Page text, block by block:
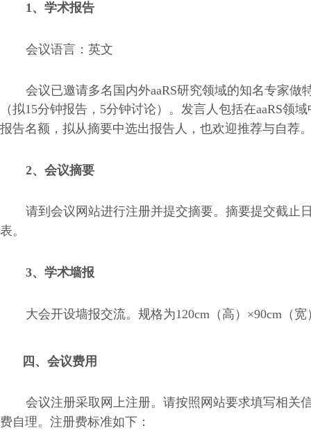
1、学术报告
会议语言：英文
会议已邀请多名国内外aaRS研究领域的知名专家做
（拟15分钟报告， 5分钟讨论）。发言人包括在aaRS领域
报告名额，拟从摘要中选出报告人，也欢迎推荐与自荐
2、会议摘要
请到会议网站进行注册并提交摘要。摘要提交截止
表。
3、学术墙报
大会开设墙报交流。规格为120cm （高） ×90cm （
四、会议费用
会议注册采取网上注册。请按照网站要求填写相关
费自理。注册费标准如下：